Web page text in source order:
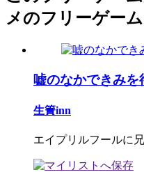
メのフリーゲーム
嘘のなかできみを
生簀inn
エイプリルフールに